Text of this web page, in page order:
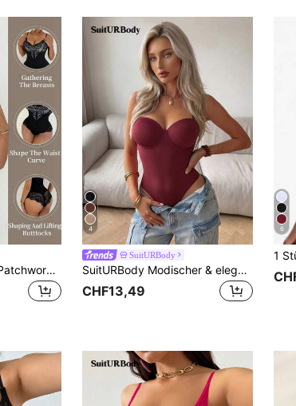
Sirith Damen Spitze Patchwork Spaghetti Träger Slim Fit Bodysuit
4
SuitURBody
SuitURBody Modischer & eleganter Bodysuit mit Körbchen-Design
CHF13,49
6